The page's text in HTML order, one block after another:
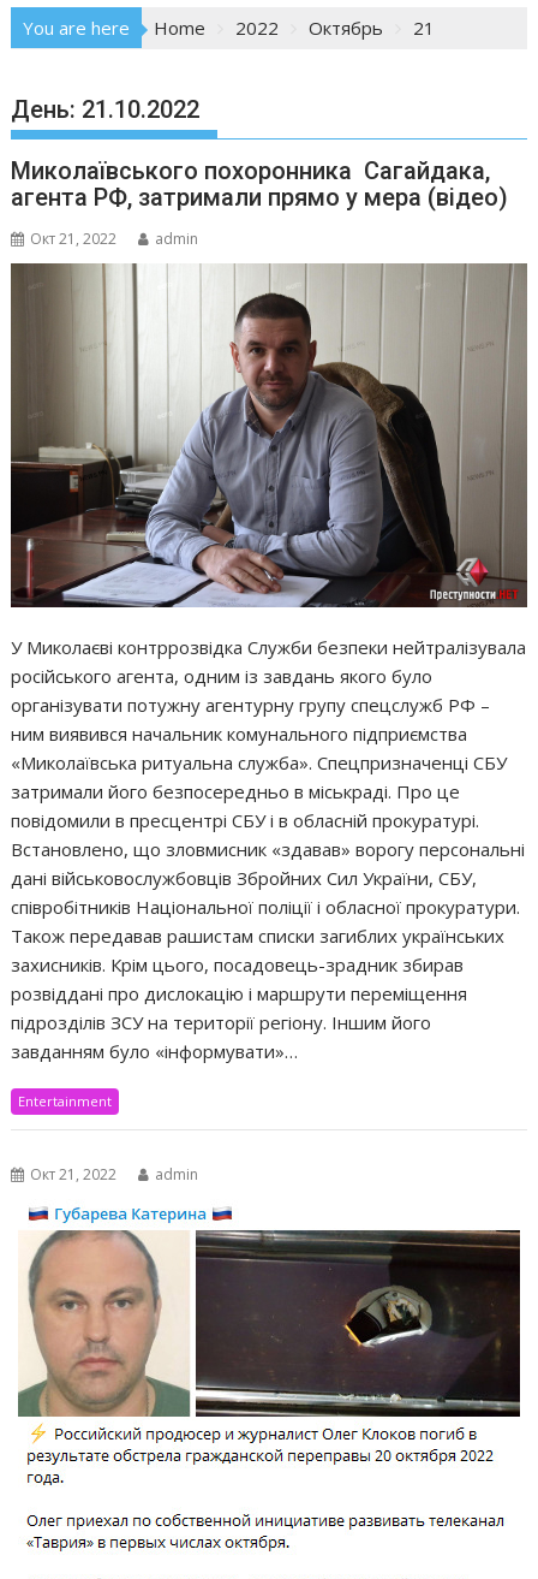
You are here Home 2022 Октябрь 21
День: 21.10.2022
Миколаївського похоронника Сагайдака,
агента РФ, затримали прямо у мера (відео)
Окт 21, 2022 admin
У Миколаєві контррозвідка Служби безпеки нейтралізувала
російського агента, одним із завдань якого було
організувати потужну агентурну групу спецслужб РФ –
ним виявився начальник комунального підприємства
«Миколаївська ритуальна служба». Спецпризначенці СБУ
затримали його безпосередньо в міськраді. Про це
повідомили в пресцентрі СБУ і в обласній прокуратурі.
Встановлено, що зловмисник «здавав» ворогу персональні
дані військовослужбовців Збройних Сил України, СБУ,
співробітників Національної поліції і обласної прокуратури.
Також передавав рашистам списки загиблих українських
захисників. Крім цього, посадовець-зрадник збирав
розвіддані про дислокацію і маршрути переміщення
підрозділів ЗСУ на території регіону. Іншим його
завданням було «інформувати»…
Entertainment
Окт 21, 2022 admin